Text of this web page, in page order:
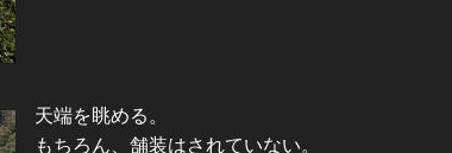
天端を眺める。
もちろん、舗装はされていない。